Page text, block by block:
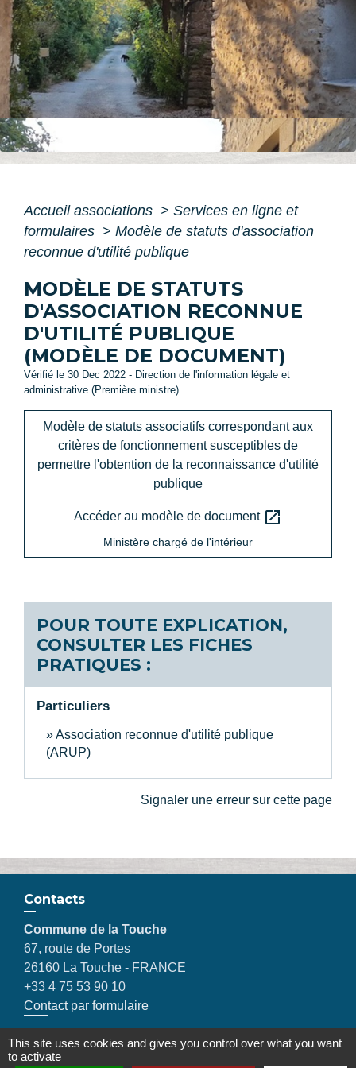
Accueil associations > Services en ligne et
formulaires > Modèle de statuts d'association
reconnue d'utilité publique
MODÈLE DE STATUTS
D'ASSOCIATION RECONNUE
D'UTILITÉ PUBLIQUE
(MODÈLE DE DOCUMENT)
Vérifié le 30 Dec 2022 - Direction de l'information légale et
administrative (Première ministre)
Modèle de statuts associatifs correspondant aux
critères de fonctionnement susceptibles de
permettre l'obtention de la reconnaissance d'utilité
publique
Accéder au modèle de document open_in_new
Ministère chargé de l'intérieur
POUR TOUTE EXPLICATION,
CONSULTER LES FICHES
PRATIQUES :
Particuliers
Association reconnue d'utilité publique
(ARUP)
Signaler une erreur sur cette page
Contacts
Commune de la Touche
67, route de Portes
26160 La Touche - FRANCE
+33 4 75 53 90 10
Contact par formulaire
This site uses cookies and gives you control over what you want
to activate